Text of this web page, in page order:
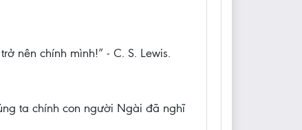
nên chính mình!” - C. S. Lewis.
ta chính con người Ngài đã nghĩ